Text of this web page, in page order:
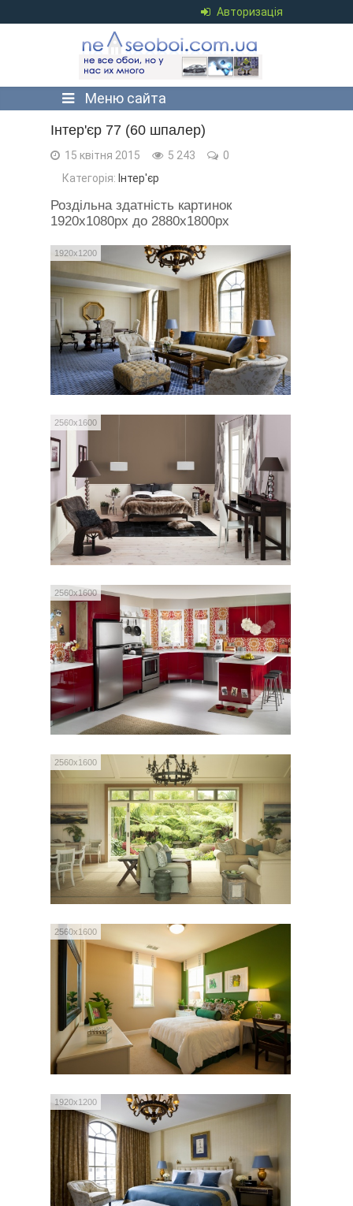
Авторизація
Меню сайта
Інтер'єр 77 (60 шпалер)
15 квітня 2015 5 243
0
Категорія: Інтер'єр
Роздільна здатність картинок
1920x1080px до 2880x1800px
1920x1200
2560x1600
2560x1600
2560x1600
2560x1600
1920x1200